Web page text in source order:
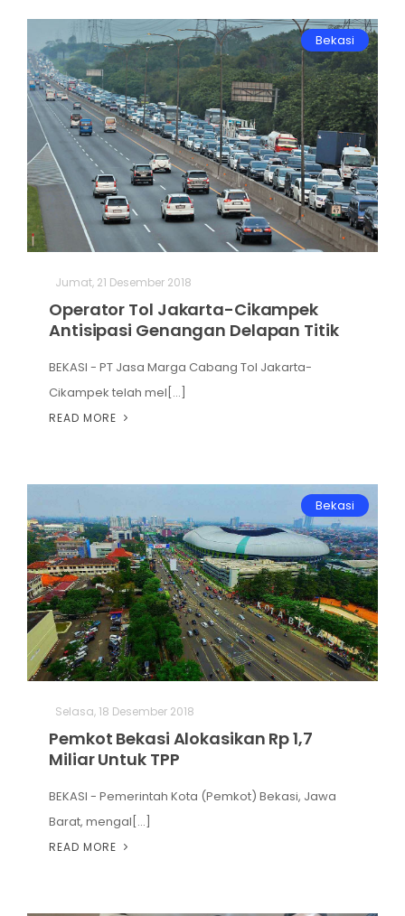
Bekasi
Jumat, 21 Desember 2018
Operator Tol Jakarta-Cikampek
Antisipasi Genangan Delapan Titik
BEKASI - PT Jasa Marga Cabang Tol Jakarta-
Cikampek telah mel[...]
READ MORE
Bekasi
Selasa, 18 Desember 2018
Pemkot Bekasi Alokasikan Rp 1,7
Miliar Untuk TPP
BEKASI - Pemerintah Kota (Pemkot) Bekasi, Jawa
Barat, mengal[...]
READ MORE